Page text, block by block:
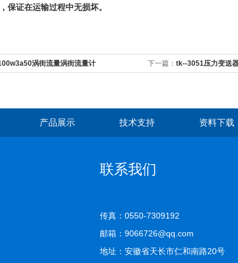
保证在运输过程中无损坏。
涡街流量涡街流量计 下一篇： tk--3051压力变送
产品展示 技术支持 资料下载
联系我们
传真：0550-7309192
邮箱：9066726@qq.com
地址：安徽省天长市仁和南路20号